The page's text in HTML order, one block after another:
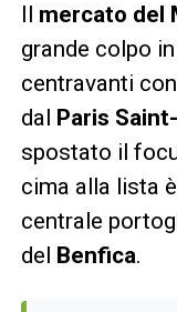
mercato del
grande colpo
centravanti con
dal
Paris
spostato il
cima alla lista
centrale
del
Benfica.